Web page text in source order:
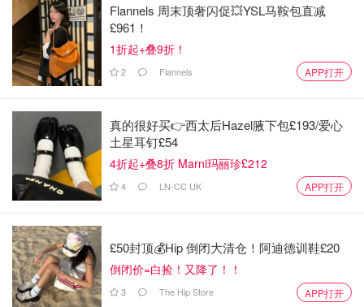
Flannels 周末顶奢闪促💥YSL马鞍包直减
£961！
1折起+叠9折！
2 Flannels APP打开
真的很好买👉西太后Hazel腋下包£193/爱心
土星耳钉£54
4折起+叠8折 Marni玛丽珍£212
4 LN-CC UK APP打开
£50封顶💰Hip 倒闭大清仓！阿迪德训鞋£20
倒闭价=白捡！又降了！！
3 The Hip Store APP打开